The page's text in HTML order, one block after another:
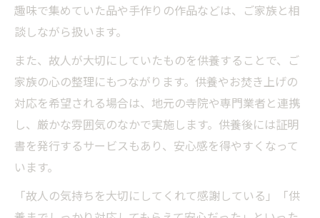
趣味で集めていた品や手作りの作品などは、ご家族と相
談しながら扱います。
また、故人が大切にしていたものを供養することで、ご
家族の心の整理にもつながります。供養やお焚き上げの
対応を希望される場合は、地元の寺院や専門業者と連携
し、厳かな雰囲気のなかで実施します。供養後には証明
書を発行するサービスもあり、安心感を得やすくなって
います。
「故人の気持ちを大切にしてくれて感謝している」「供